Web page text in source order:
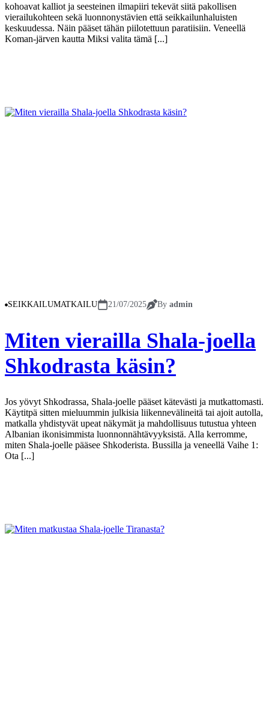
kohoavat kalliot ja seesteinen ilmapiiri tekevät siitä pakollisen
vierailukohteen sekä luonnonystävien että seikkailunhaluisten
keskuudessa. Näin pääset tähän piilotettuun paratiisiin. Veneellä
Koman-järven kautta Miksi valita tämä [...]
SEIKKAILUMATKAILU 21/07/2025 By admin
Miten vierailla Shala-joella
Shkodrasta käsin?
Jos yövyt Shkodrassa, Shala-joelle pääset kätevästi ja mutkattomasti.
Käytitpä sitten mieluummin julkisia liikennevälineitä tai ajoit autolla,
matkalla yhdistyvät upeat näkymät ja mahdollisuus tutustua yhteen
Albanian ikonisimmista luonnonnähtävyyksistä. Alla kerromme,
miten Shala-joelle pääsee Shkoderista. Bussilla ja veneellä Vaihe 1:
Ota [...]